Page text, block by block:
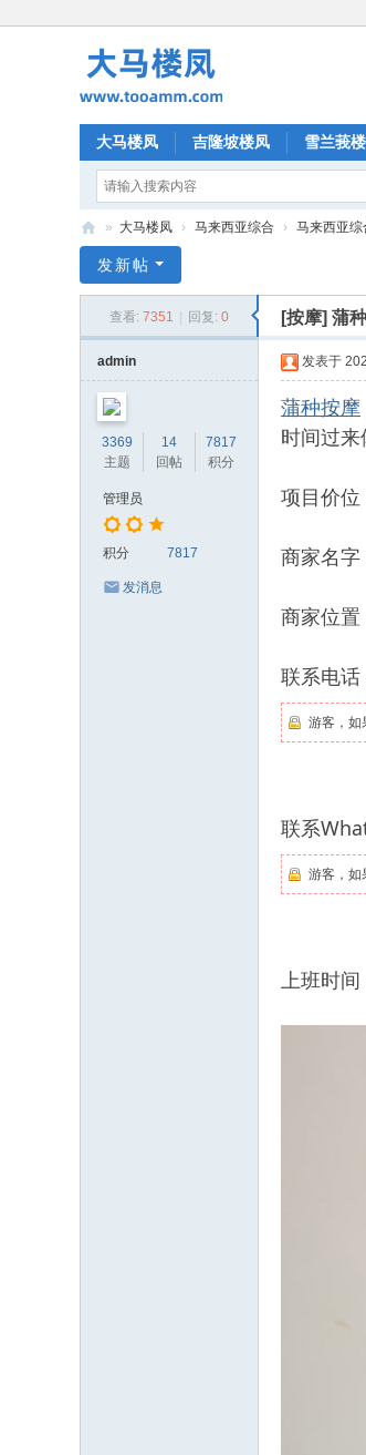
大马楼凤 吉隆坡楼凤 雪兰莪
马
» 大马楼凤 › 马来西亚综合 › 马来西亚综
发新帖
查看: 7351 回复: 0 [按摩] 蒲
admin
3369
主题
14
回帖
7817
积分
管理员
积分 7817
发消息
发表于
蒲种按摩
时间过来
项目价
商家名
商家位
联系电话
游客，如
联系
游客，如
上班时